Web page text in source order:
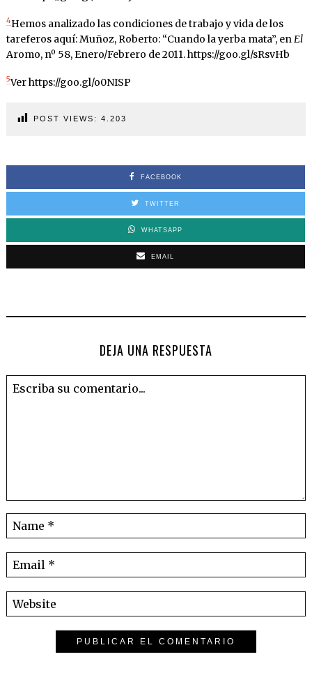
4Hemos analizado las condiciones de trabajo y vida de los
tareferos aquí: Muñoz, Roberto: “Cuando la yerba mata”, enEl
Aromo, nº 58, Enero/Febrero de 2011. https://goo.gl/sRsvHb
5Ver https://goo.gl/o0NISP
POST VIEWS: 4.203
FACEBOOK
TWITTER
WHATSAPP
EMAIL
DEJA UNA RESPUESTA